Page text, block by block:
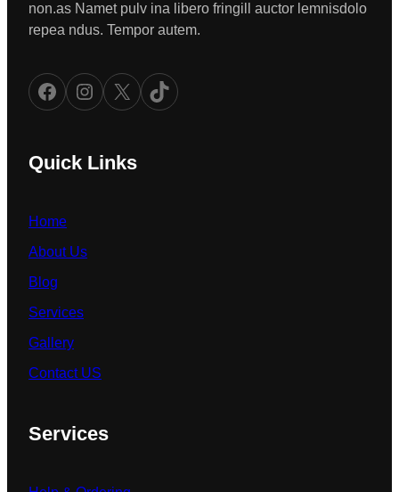
non.as Namet pulv ina libero fringill auctor lemnisdolo
repea ndus. Tempor autem.
Facebook Instagram X TikTok
Quick Links
Home
About Us
Blog
Services
Gallery
Contact US
Services